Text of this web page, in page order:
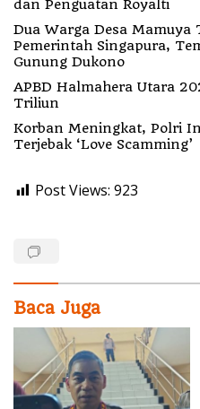
dan Penguatan Royalti
Dua Warga Desa Mamuya
Pemerintah Singapura,
Gunung Dukono
APBD Halmahera Utara
Triliun
Korban Meningkat, Polri
Terjebak ‘Love Scamming’
Post Views: 923
Baca Juga